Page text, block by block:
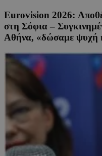
Eurovision 2026:
στη Σόφια –
Αθήνα, «δώσαμε ψυχή